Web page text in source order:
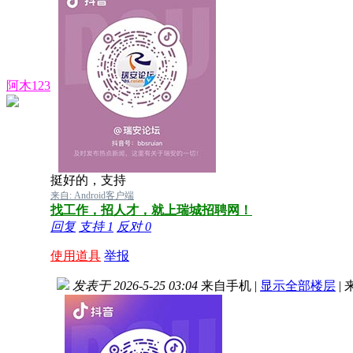
阿木123
挺好的，支持
来自: Android客户端
找工作，招人才，就上瑞城招聘网！
回复 支持 1 反对0
使用道具 举报
发表于 2026-5-25 03:04 来自手机 | 显示全部楼层 |